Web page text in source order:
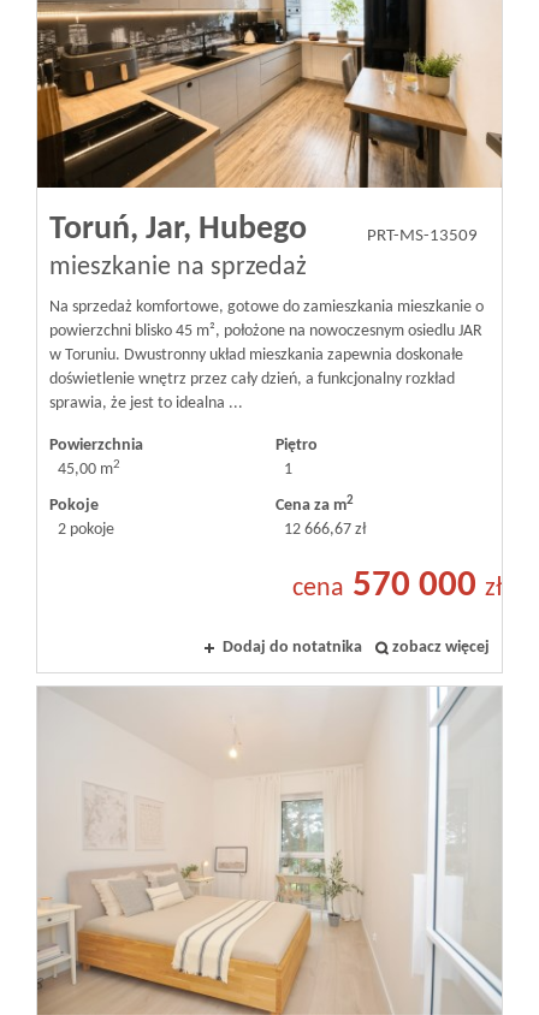
Blog
Opinie
Toruń, Jar, Hubego
mieszkanie na sprzedaż
PRT-MS-13509
Na sprzedaż komfortowe, gotowe do zamieszkania mieszkanie o
powierzchni blisko 45 m², położone na nowoczesnym osiedlu JAR
w Toruniu. Dwustronny układ mieszkania zapewnia doskonałe
doświetlenie wnętrz przez cały dzień, a funkcjonalny rozkład
sprawia, że jest to idealna ...
Powierzchnia
45,00 m2
Piętro
1
Pokoje
2 pokoje
Cena za m2
12 666,67 zł
cena 570 000 zł
Dodaj do notatnika zobacz więcej